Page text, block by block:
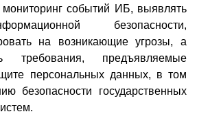
мониторинг событий ИБ, выявлять
безопасности,
на возникающие угрозы, а
требования, предъявляемые
персональных данных, в том
безопасности государственных